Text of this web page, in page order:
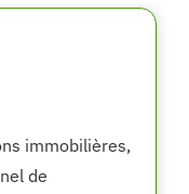
immobilières,
de